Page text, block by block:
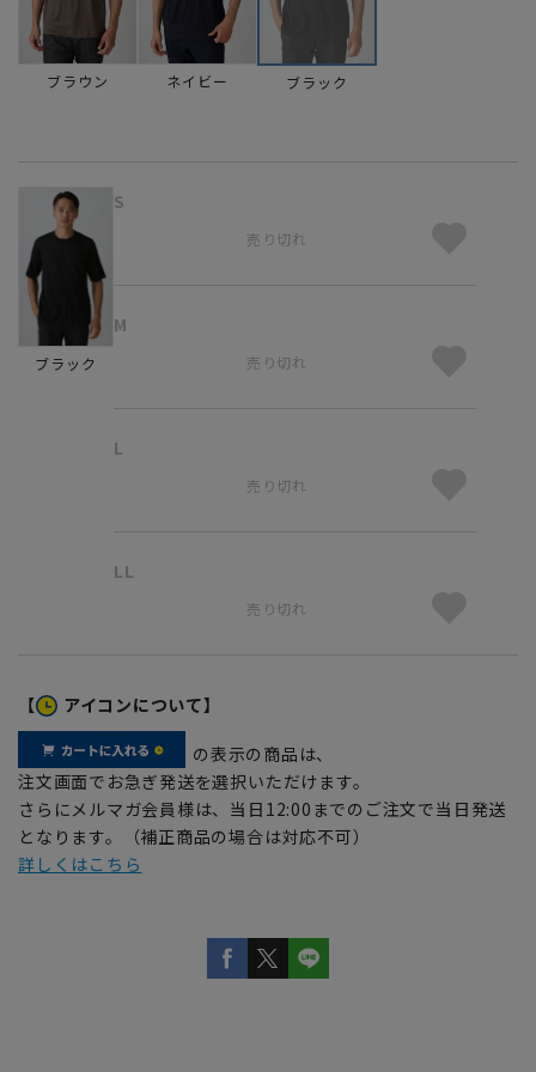
ブラウン ネイビー ブラック
ブラック
S
売り切れ
M
売り切れ
L
売り切れ
LL
売り切れ
【 アイコンについて】
の表示の商品は、
注文画面でお急ぎ発送を選択いただけます。
さらにメルマガ会員様は、当日12:00までのご注文で当日発送
となります。（補正商品の場合は対応不可）
詳しくはこちら